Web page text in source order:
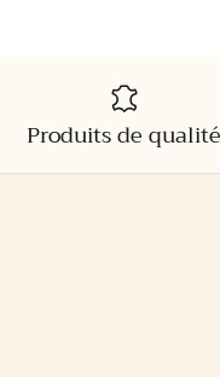
Produits de qualité